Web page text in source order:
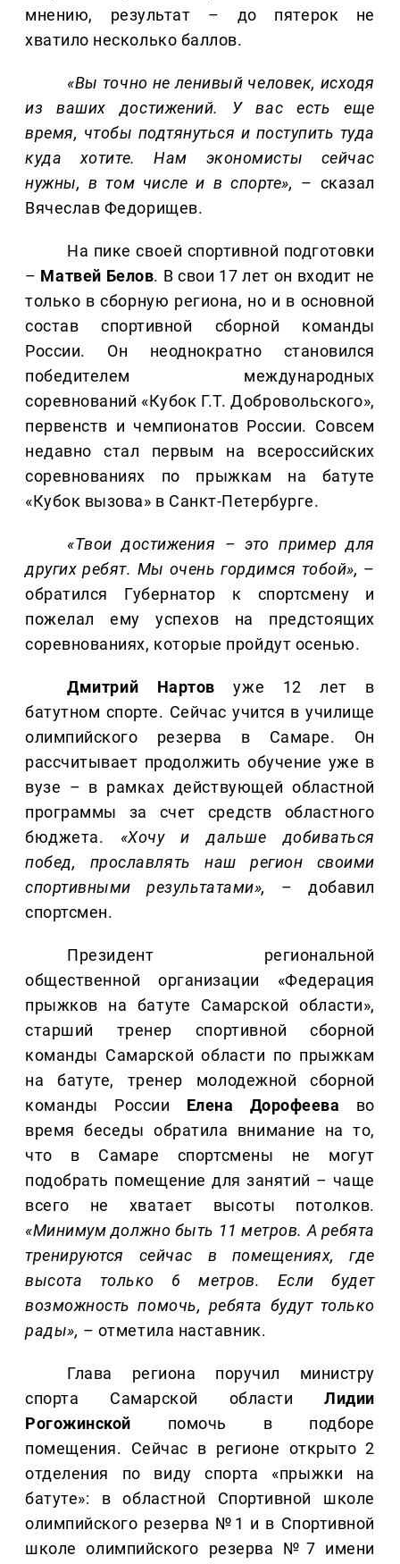
мнению, результат – до пятерок не
хватило несколько баллов.
«Вы точно не ленивый человек, исходя
из ваших достижений. У вас есть еще
время, чтобы подтянуться и поступить туда
куда хотите. Нам экономисты сейчас
нужны, в том числе и в спорте», – сказал
Вячеслав Федорищев.
На пике своей спортивной подготовки
– Матвей Белов. В свои 17 лет он входит не
только в сборную региона, но и в основной
состав спортивной сборной команды
России. Он неоднократно становился
победителем международных
соревнований «Кубок Г.Т. Добровольского»,
первенств и чемпионатов России. Совсем
недавно стал первым на всероссийских
соревнованиях по прыжкам на батуте
«Кубок вызова» в Санкт-Петербурге.
«Твои достижения – это пример для
других ребят. Мы очень гордимся тобой», –
обратился Губернатор к спортсмену и
пожелал ему успехов на предстоящих
соревнованиях, которые пройдут осенью.
Дмитрий Нартов уже 12 лет в
батутном спорте. Сейчас учится в училище
олимпийского резерва в Самаре. Он
рассчитывает продолжить обучение уже в
вузе – в рамках действующей областной
программы за счет средств областного
бюджета. «Хочу и дальше добиваться
побед, прославлять наш регион своими
спортивными результатами»,
– добавил
спортсмен.
Президент региональной
общественной организации «Федерация
прыжков на батуте Самарской области»,
старший тренер спортивной сборной
команды Самарской области по прыжкам
на батуте, тренер молодежной сборной
команды России Елена Дорофеева во
время беседы обратила внимание на то,
что в Самаре спортсмены не могут
подобрать помещение для занятий – чаще
всего не хватает высоты потолков.
«Минимум должно быть 11 метров. А ребята
тренируются сейчас в помещениях, где
высота только 6 метров. Если будет
возможность помочь, ребята будут только
рады», – отметила наставник.
Глава региона поручил министру
спорта Самарской областиЛидии
Рогожинской помочь в подборе
помещения. Сейчас в регионе открыто 2
отделения по виду спорта «прыжки на
батуте»: в областной Спортивной школе
олимпийского резерва №1 и в Спортивной
школе олимпийского резерва №7 имени